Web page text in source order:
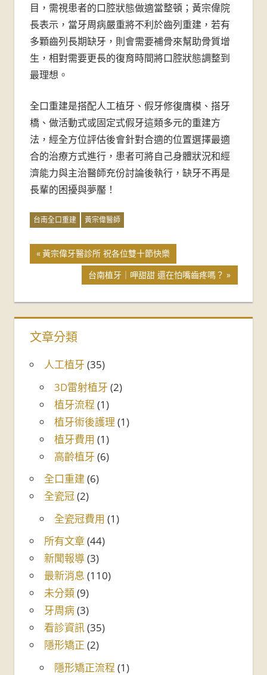
目，需視患者的口腔狀態做適當整頓；黃宗偉院
長表示，當牙周病嚴重將不利於齒列重建，若有
多顆齒列長期缺牙，則會需要補骨來幫助骨質增
生，相對需要更長的復育時間將口腔狀態調整到
最理想。
全口重建是搭配人工植牙、假牙修復膺模、搭牙
橋、做活動式或固定式假牙這類多元的重建方
法，經全方位評估後會針對合適的位置選擇最適
合的治療方式進行，患者可將自己身體狀況和經
濟能力與主治醫師充份討論後執行，缺牙不再是
長輩的困擾與夢靨！
台南全口重建 黃宗偉醫師
黃宗偉牙醫診所 祝各位雙十節快樂
台南植牙｜呷甜甜 還在怕嘴齒疼嗎？
文章分類
人工植牙 (35)
3D雷射植牙 (2)
植牙流程 (1)
植牙術後護理 (1)
植牙費用 (1)
高齡植牙 (6)
全口重建 (6)
全瓷冠(2)
全瓷冠費用 (1)
所有文章(44)
新聞報導(3)
最新消息 (110)
未分類(9)
牙周病(3)
看診資訊(35)
隱形矯正 (2)
隱形矯正流程 (1)